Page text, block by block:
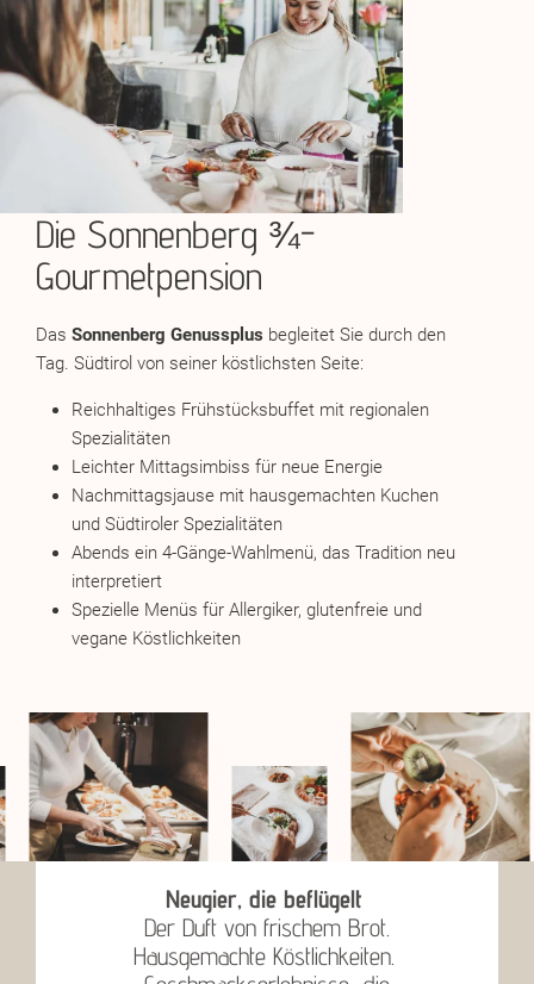
Die Sonnenberg ¾-
Gourmetpension
Das Sonnenberg Genussplus begleitet Sie durch den
Tag. Südtirol von seiner köstlichsten Seite:
Reichhaltiges Frühstücksbuffet mit regionalen
Spezialitäten
Leichter Mittagsimbiss für neue Energie
Nachmittagsjause mit hausgemachten Kuchen
und Südtiroler Spezialitäten
Abends ein 4-Gänge-Wahlmenü, das Tradition neu
interpretiert
Spezielle Menüs für Allergiker, glutenfreie und
vegane Köstlichkeiten
Neugier, die beflügelt
Der Duft von frischem Brot.
Hausgemachte Köstlichkeiten.